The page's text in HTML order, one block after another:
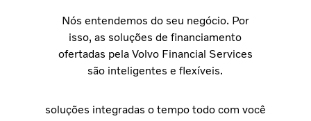
Nós entendemos do seu negócio. Por
isso, as soluções de financiamento
ofertadas pela Volvo Financial Services
são inteligentes e flexíveis.
soluções integradas o tempo todo com você